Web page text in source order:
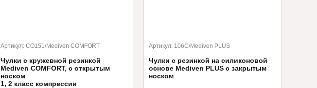
Артикул: CO151/Mediven COMFORT
Чулки с кружевной резинкой
Mediven COMFORT, с открытым
носком
1, 2 класс компрессии
Артикул: 106C/Mediven PLUS
Чулки с резинкой на силиконовой
основе Mediven PLUS с закрытым
носком